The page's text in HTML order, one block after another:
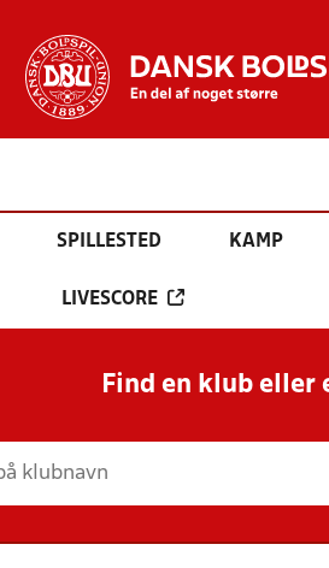
SPILLESTED KAMP
LIVESCORE
Find en klub eller